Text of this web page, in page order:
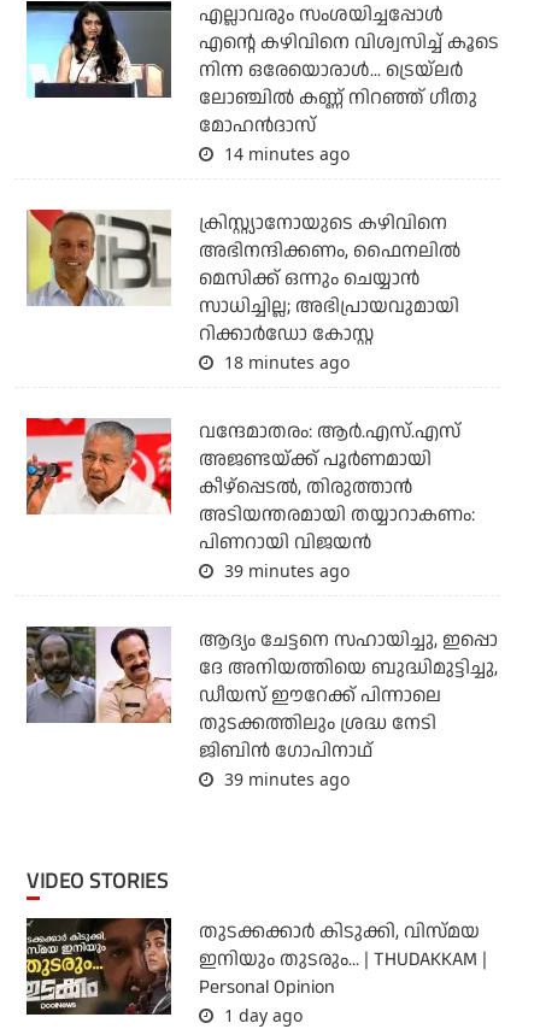
എല്ലാവരും സംശയിച്ചപ്പോള്‍
എന്റെ കഴിവിനെ വിശ്വസിച്ച് കൂടെ
നിന്ന ഒരേയൊരാള്‍... ട്രെയ്‌ലര്‍
ലോഞ്ചില്‍ കണ്ണ് നിറഞ്ഞ് ഗീതു
മോഹന്‍ദാസ്
14 minutes ago
ക്രിസ്റ്റ്യാനോയുടെ കഴിവിനെ
അഭിനന്ദിക്കണം, ഫൈനലില്‍
മെസിക്ക് ഒന്നും ചെയ്യാന്‍
സാധിച്ചില്ല; അഭിപ്രായവുമായി
റിക്കാര്‍ഡോ കോസ്റ്റ
18 minutes ago
വന്ദേമാതരം: ആര്‍.എസ്.എസ്
അജണ്ടയ്ക്ക് പൂര്‍ണമായി
കീഴ്‌പ്പെടല്‍, തിരുത്താന്‍
അടിയന്തരമായി തയ്യാറാകണം:
പിണറായി വിജയന്‍
39 minutes ago
ആദ്യം ചേട്ടനെ സഹായിച്ചു, ഇപ്പൊ
ദേ അനിയത്തിയെ ബുദ്ധിമുട്ടിച്ചു,
ഡീയസ് ഈറേക്ക് പിന്നാലെ
തുടക്കത്തിലും ശ്രദ്ധ നേടി
ജിബിന്‍ ഗോപിനാഥ്
39 minutes ago
VIDEO STORIES
തുടക്കക്കാര്‍ കിടുക്കി, വിസ്മയ
ഇനിയും തുടരും... | THUDAKKAM |
Personal Opinion
1 day ago